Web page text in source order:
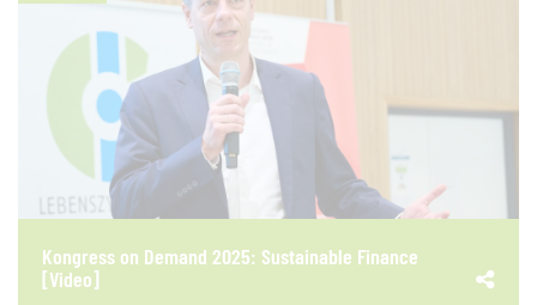
Kongress on Demand 2025: Sustainable Finance
[Video]